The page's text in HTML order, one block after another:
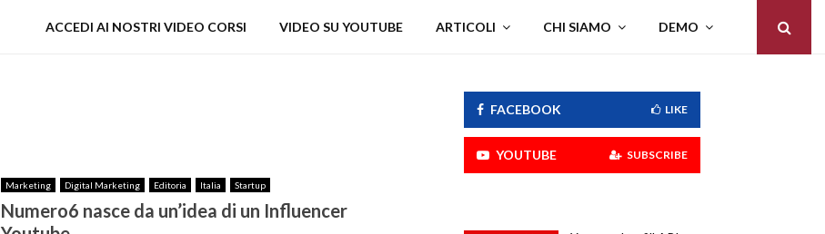
ACCEDI AI NOSTRI VIDEO CORSI VIDEO SU YOUTUBE ARTICOLI CHI SIAMO DEMO
Marketing Digital Marketing Editoria Italia Startup
Numero6 nasce da un’idea di un Influencer
FACEBOOK LIKE
YOUTUBE SUBSCRIBE